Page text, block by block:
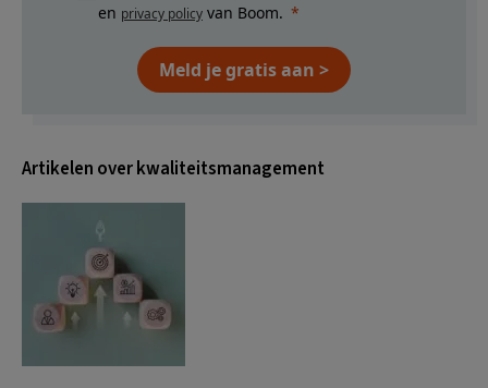
en privacy policy van Boom.
Meld je gratis aan >
Artikelen over kwaliteitsmanagement